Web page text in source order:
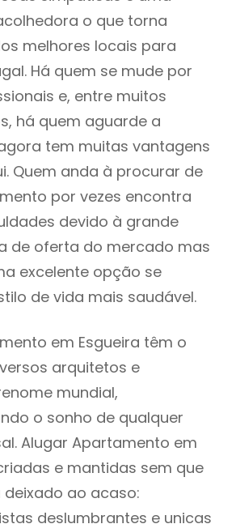
o que torna
melhores locais para
Há quem se mude por
e, entre muitos
há quem aguarde a
tem muitas vantagens
Quem anda à procurar de
por vezes encontra
devido à grande
de oferta do mercado mas
excelente opção se
de vida mais saudável.
em Esgueira têm o
arquitetos e
mundial,
o sonho de qualquer
Alugar Apartamento em
e mantidas sem que
ao acaso:
deslumbrantes e unicas